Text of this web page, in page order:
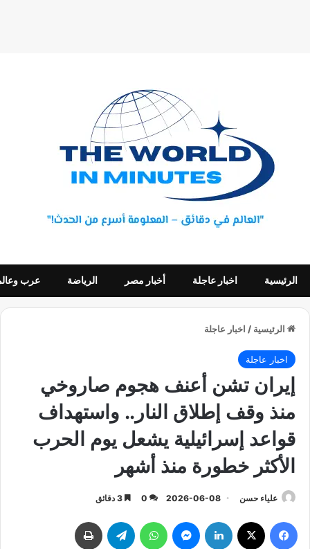
الرئيسية اخبار عاجلة أخبار مصر الرياضة عرب
الرئيسية / اخبار عاجلة
اخبار عاجلة
إيران تشن أعنف هجوم صاروخي
منذ وقف إطلاق النار.. واستهداف
قواعد إسرائيلية يشعل يوم الحرب
الأكثر خطورة منذ أشهر
علياء حسن 2026-06-08
0